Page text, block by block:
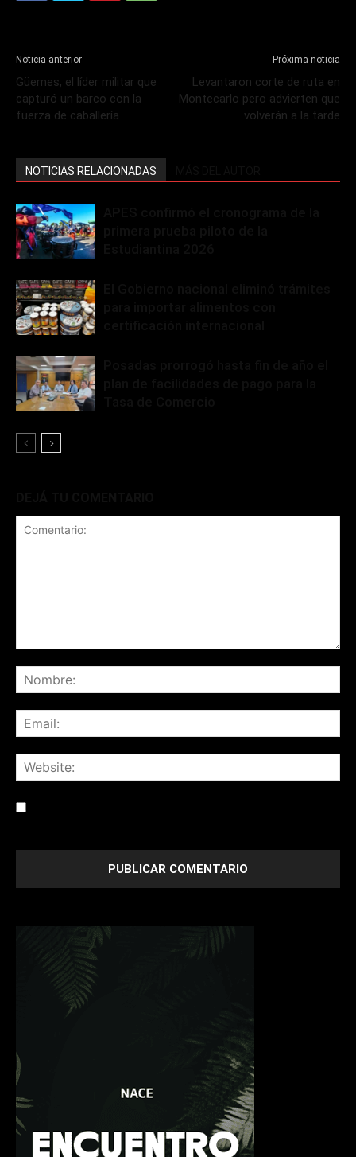
Noticia anterior
Güemes, el líder militar que
capturó un barco con la
fuerza de caballería
Próxima noticia
Levantaron corte de ruta en
Montecarlo pero advierten que
volverán a la tarde
NOTICIAS RELACIONADAS